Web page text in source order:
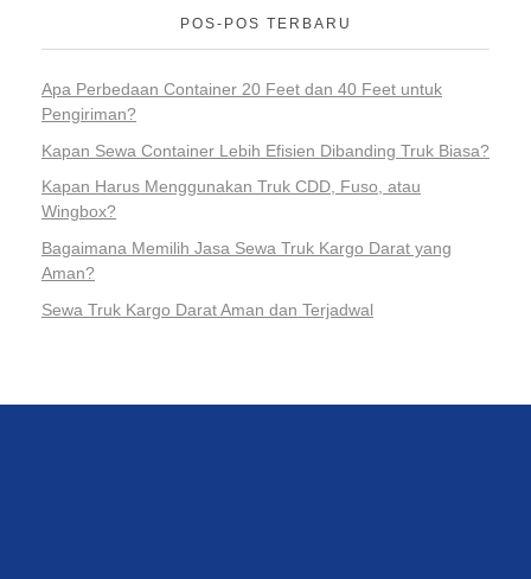
POS-POS TERBARU
Apa Perbedaan Container 20 Feet dan 40 Feet untuk
Pengiriman?
Kapan Sewa Container Lebih Efisien Dibanding Truk Biasa?
Kapan Harus Menggunakan Truk CDD, Fuso, atau
Wingbox?
Bagaimana Memilih Jasa Sewa Truk Kargo Darat yang
Aman?
Sewa Truk Kargo Darat Aman dan Terjadwal